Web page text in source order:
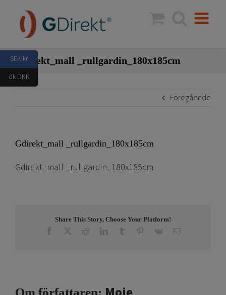
innehållet
Gdirekt_mall _rullgardin_180x185cm
Föregående
Gdirekt_mall _rullgardin_180x185cm
Gdirekt_mall _rullgardin_180x185cm
Share This Story, Choose Your Platform!
Facebook RedditLinkedInTumblr Pinterest
Vk E-
SEK kr
dk DKK